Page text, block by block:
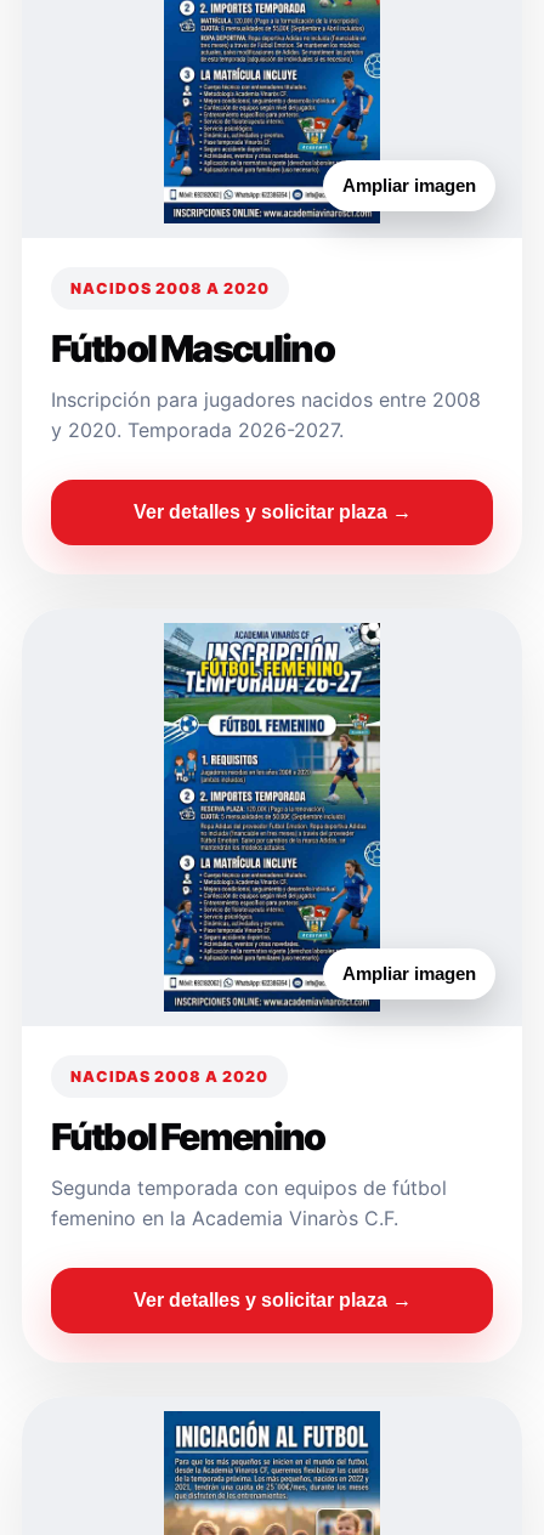
Ampliar imagen
NACIDOS 2008 A 2020
Fútbol Masculino
Inscripción para jugadores nacidos entre 2008
y 2020. Temporada 2026-2027.
Ver detalles y solicitar plaza →
Ampliar imagen
NACIDAS 2008 A 2020
Fútbol Femenino
Segunda temporada con equipos de fútbol
femenino en la Academia Vinaròs C.F.
Ver detalles y solicitar plaza →